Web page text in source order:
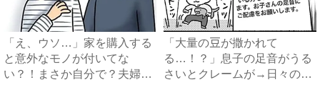
「え、ウソ…」家を購入する
と意外なモノが付いてな
い？！まさか自分で？夫婦は
「大量の豆が撒かれて
る…！？」息子の足音がうる
さいとクレームが→日々の嫌